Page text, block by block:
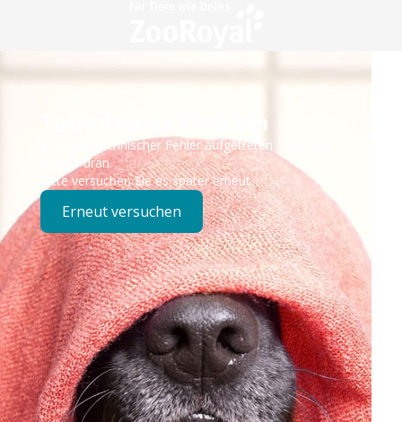
Technisches Problem
Es ist ein technischer Fehler aufgetreten – wir sind
bereits dran.
Bitte versuchen Sie es später erneut.
Erneut versuchen